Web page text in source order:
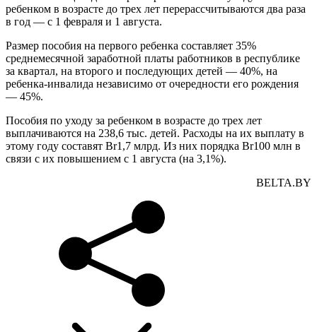
ребенком в возрасте до трех лет перерассчитываются два раза
в год — с 1 февраля и 1 августа.
Размер пособия на первого ребенка составляет 35%
среднемесячной заработной платы работников в республике
за квартал, на второго и последующих детей — 40%, на
ребенка-инвалида независимо от очередности его рождения
— 45%.
Пособия по уходу за ребенком в возрасте до трех лет
выплачиваются на 238,6 тыс. детей. Расходы на их выплату в
этому году составят Br1,7 млрд. Из них порядка Br100 млн в
связи с их повышением с 1 августа (на 3,1%).
BELTA.BY